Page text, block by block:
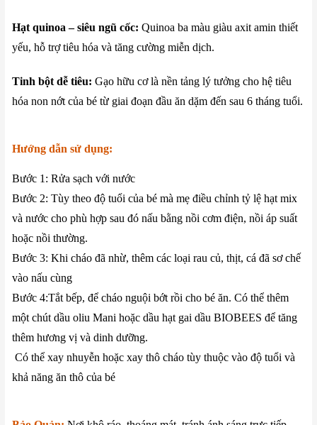
Hạt quinoa – siêu ngũ cốc: Quinoa ba màu giàu axit amin thiết
yếu, hỗ trợ tiêu hóa và tăng cường miễn dịch.
Tinh bột dễ tiêu: Gạo hữu cơ là nền tảng lý tưởng cho hệ tiêu
hóa non nớt của bé từ giai đoạn đầu ăn dặm đến sau 6 tháng tuổi.
Hướng dẫn sử dụng:
Bước 1: Rửa sạch với nước
Bước 2: Tùy theo độ tuổi của bé mà mẹ điều chỉnh tỷ lệ hạt mix
và nước cho phù hợp sau đó nấu bằng nồi cơm điện, nồi áp suất
hoặc nồi thường.
Bước 3: Khi cháo đã nhừ, thêm các loại rau củ, thịt, cá đã sơ chế
vào nấu cùng
Bước 4:Tắt bếp, để cháo nguội bớt rồi cho bé ăn. Có thể thêm
một chút dầu oliu Mani hoặc dầu hạt gai dầu BIOBEES để tăng
thêm hương vị và dinh dưỡng.
Có thể xay nhuyễn hoặc xay thô cháo tùy thuộc vào độ tuổi và
khả năng ăn thô của bé